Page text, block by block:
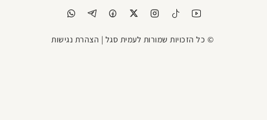
© כל הזכויות שמורות לעמית סגל | הצהרת נגישות